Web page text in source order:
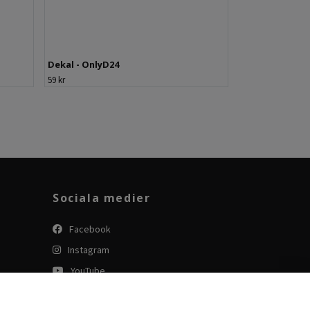
Dekal - OnlyD24
59 kr
Sociala medier
Facebook
Instagram
YouTube